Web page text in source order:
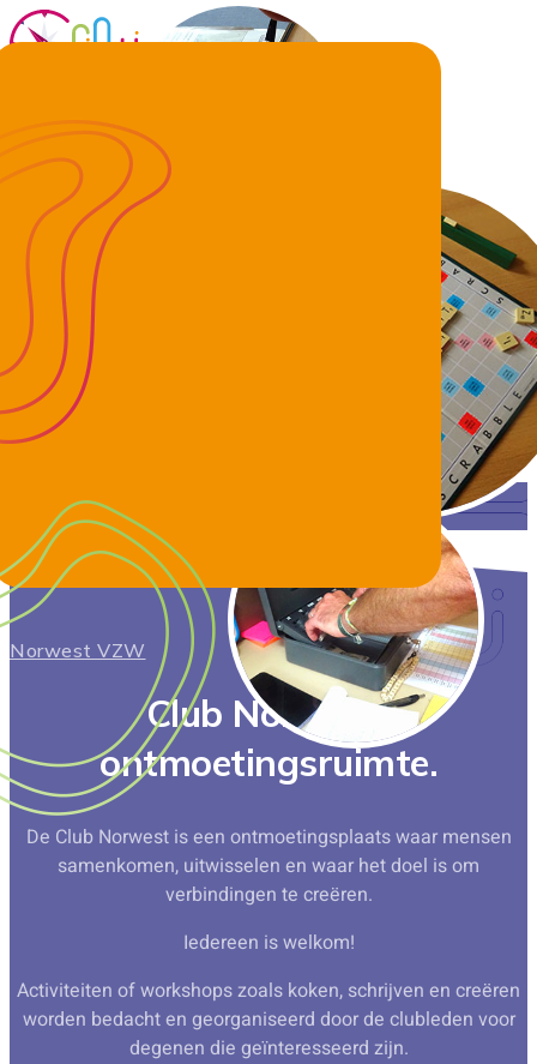
Historiek
Club Norwest
De ploeg
Dagelijks leven
Activiteitenkalender
Nieuws
Partners
Contact
Selecteer uw taal
FR
NL
Norwest VZW
Club Norwest,
ontmoetingsruimte.
De Club Norwest is een ontmoetingsplaats waar mensen
samenkomen, uitwisselen en waar het doel is om
verbindingen te creëren.
Iedereen is welkom!
Activiteiten of workshops zoals koken, schrijven en creëren
worden bedacht en georganiseerd door de clubleden voor
degenen die geïnteresseerd zijn.